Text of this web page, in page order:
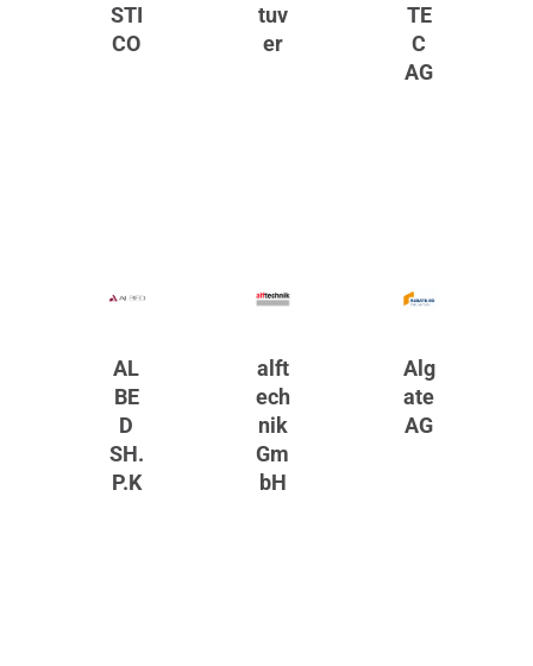
STI
CO
tuv
er
TE
C
AG
AL
BE
D
SH.
P.K
alft
ech
nik
Gm
bH
Alg
ate
AG